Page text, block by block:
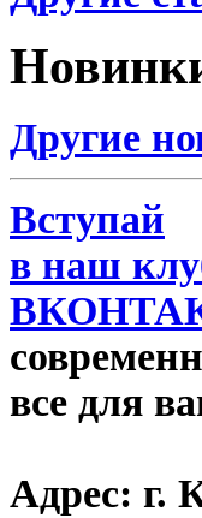
Другие
Вступай
в наш
все для
Адрес: г.